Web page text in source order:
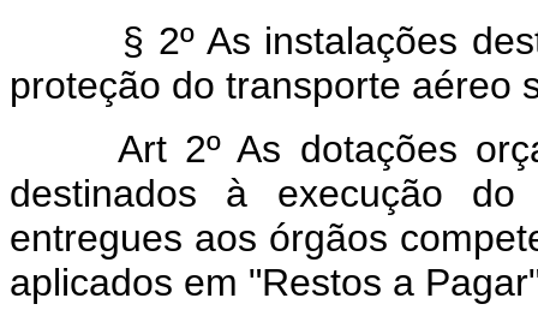
§ 2º As instalações
proteção do transporte aéreo
Art 2º As dotações
destinados à execução
entregues aos órgãos
aplicados em "Restos a